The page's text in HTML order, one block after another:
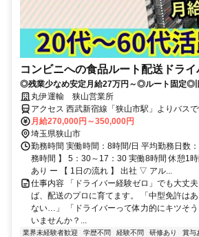
コンビニへの食品ルート配送ドライ
◎残業少なめ安定月給27万円～◎ルート固定◎
丸伊運輸 狭山営業所
アクセス 西武新宿線「狭山市駅」よりバス
月給270,000円～350,000円
埼玉県狭山市
勤務時間 実働時間：8時間/日 平均勤務日数
務時間 】 5：30～17：30 実働8時間 休憩1
あり ー 【 1日の流れ 】 出社 ▽ アル...
仕事内容 「ドライバー経験ゼロ」でも大丈
ば、配送のプロに育てます。 「中型免許は
ない…」 「ドライバーって体力的にキツそ
いませんか？...
業界未経験者歓迎 学歴不問 経験不問 研修あり 賞与